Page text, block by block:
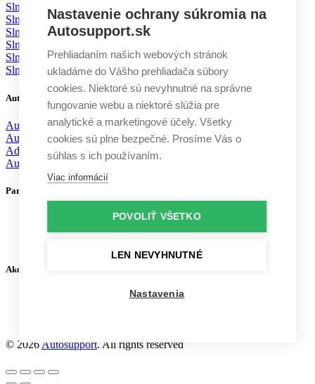
Slnečné clony Mercedes
Slnečné clony Mazda
Slnečné clony Toyota
Slnečné clony Ford
Slnečné clony KIA
Slnečné clony Volvo
Autodoplnky
Autochémia
Autokozmetika
Aditíva
Autodoplnky
Partneri
Akceptujeme platby
© 2026Autosupport. All rights reserved
Nastavenie ochrany súkromia na
Autosupport.sk
Prehliadaním našich webových stránok
ukladáme do Vášho prehliadača súbory
cookies. Niektoré sú nevyhnutné na správne
fungovanie webu a niektoré slúžia pre
analytické a marketingové účely. Všetky
cookies sú plne bezpečné. Prosíme Vás o
súhlas s ich používaním.
Viac informácií
POVOLIŤ VŠETKO
LEN NEVYHNUTNÉ
Nastavenia